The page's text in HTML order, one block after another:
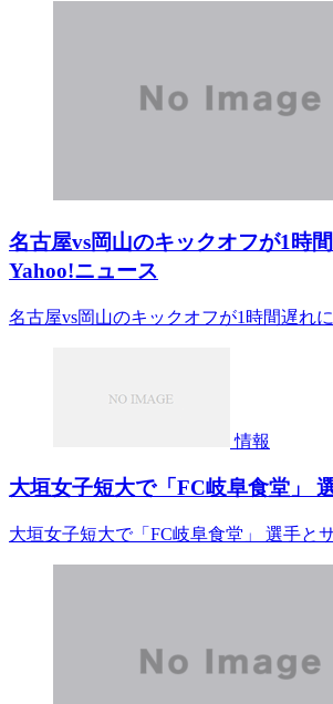
名古屋vs岡山のキックオフが1時
Yahoo!ニュース
名古屋vs岡山のキックオフが1時間遅れ
情報
大垣女子短大で「FC岐阜食堂」
大垣女子短大で「FC岐阜食堂」 選手と